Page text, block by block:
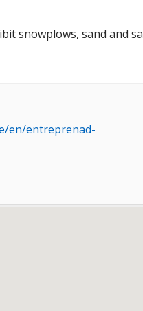
snowplows, sand and
en/entreprenad-